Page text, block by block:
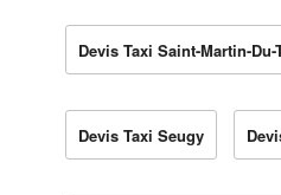
Devis Taxi Saint-Martin-Du-
Devis Taxi Seugy